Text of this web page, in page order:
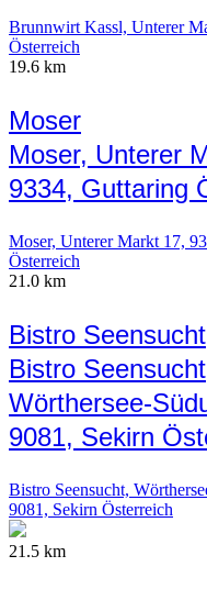
Brunnwirt Kassl, Unterer
Österreich
19.6 km
Moser
Moser, Unterer
9334, Guttaring
Moser, Unterer Markt 17,
Österreich
21.0 km
Bistro Seensucht
Bistro
Wörthersee-
9081, Sekirn
Bistro Seensucht,
9081, Sekirn Österreich
21.5 km